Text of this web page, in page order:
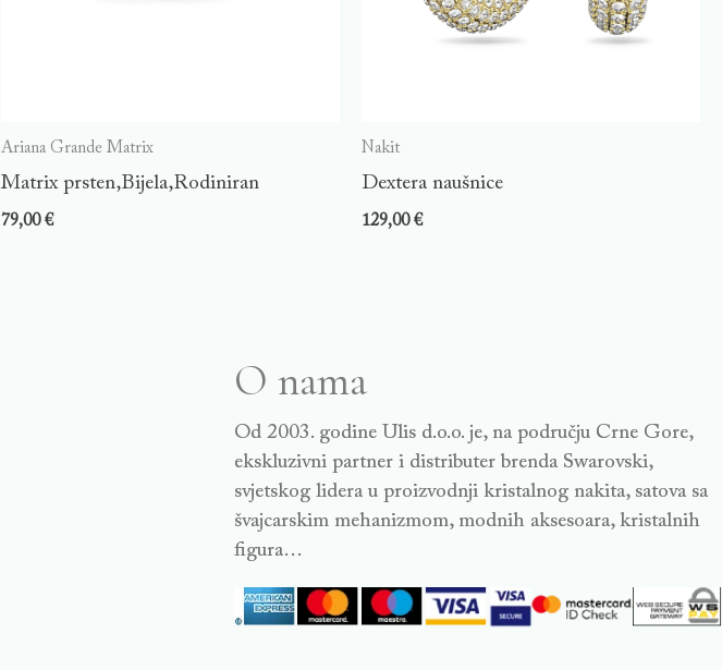
Ariana Grande Matrix
Matrix prsten,Bijela,Rodiniran
79,00€
Nakit
Dextera naušnice
129,00€
O nama
Od 2003. godine Ulis d.o.o. je, na području Crne Gore,
ekskluzivni partner i distributer brenda Swarovski,
svjetskog lidera u proizvodnji kristalnog nakita, satova sa
švajcarskim mehanizmom, modnih aksesoara, kristalnih
figura…